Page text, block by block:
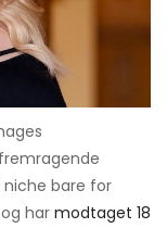
bare for
har modtaget 18